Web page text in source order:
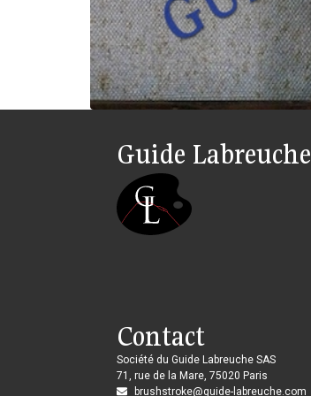
Guide Labreuche
Contact
Société du Guide Labreuche SAS
71, rue de la Mare, 75020 Paris
brushstroke@guide-labreuche.com